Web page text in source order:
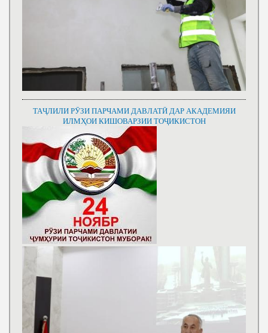
ТАҶЛИЛИ РӮЗИ ПАРЧАМИ ДАВЛАТӢ ДАР АКАДЕМИЯИ
ИЛМҲОИ КИШОВАРЗИИ ТОҶИКИСТОН